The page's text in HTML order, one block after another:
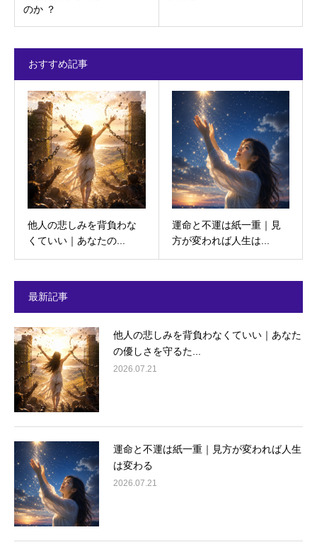
のか ？
おすすめ記事
他人の悲しみを背負わな
くていい｜あなたの...
運命と不運は紙一重｜見
方が変われば人生は...
最新記事
他人の悲しみを背負わなくていい｜あなた
の優しさを守るた...
2026.07.21
運命と不運は紙一重｜見方が変われば人生
は変わる
2026.07.21